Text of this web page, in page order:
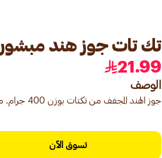
تك تات جوز هند مبشور 400جرام
21.99
الوصف
جوز الهند المجفف من تكتات بوزن 400 جرام. مناسب للخبز أو إضافة إلى الحلويات.
تسوق الآن